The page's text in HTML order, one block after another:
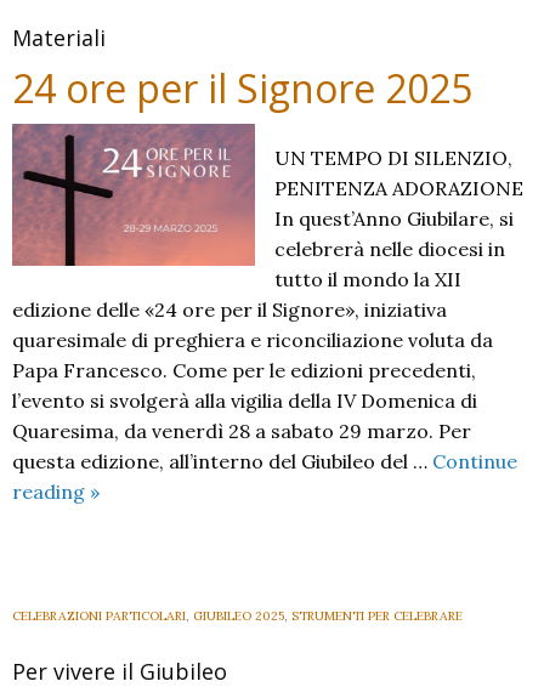
Materiali
24 ore per il Signore 2025
UN TEMPO DI SILENZIO,
PENITENZA ADORAZIONE
In quest’Anno Giubilare, si
celebrerà nelle diocesi in
tutto il mondo la XII
edizione delle «24 ore per il Signore», iniziativa
quaresimale di preghiera e riconciliazione voluta da
Papa Francesco. Come per le edizioni precedenti,
l’evento si svolgerà alla vigilia della IV Domenica di
Quaresima, da venerdì 28 a sabato 29 marzo. Per
questa edizione, all’interno del Giubileo del … Continue
reading 24
Signore
»
CELEBRAZIONI PARTICOLARI, GIUBILEO 2025, STRUMENTI PER CELEBRARE
Per vivere il Giubileo